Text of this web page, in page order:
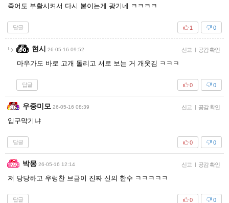
죽어도 부활시켜서 다시 붙이는게 광기네 ㅋㅋㅋㅋ
답글 0
1
현시 26-05-16 09:52 신고 | 공감 확인
마우가도 바로 고개 돌리고 서로 보는 거 개웃김 ㅋㅋㅋ
답글 0
0
우중미모 26-05-16 08:39 신고 | 공감 확인
입구막기냐
답글 0
0
박몽 26-05-16 12:14 신고 | 공감 확인
저 당당하고 우렁찬 브금이 진짜 신의 한수 ㅋㅋㅋㅋㅋ
답글 0
0